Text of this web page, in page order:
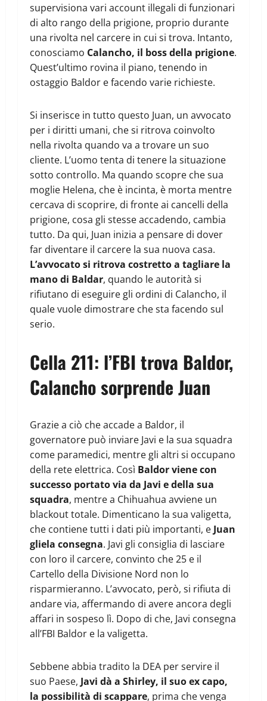
supervisiona vari account illegali di funzionari
di alto rango della prigione, proprio durante
una rivolta nel carcere in cui si trova. Intanto,
conosciamo Calancho, il boss della prigione.
Quest’ultimo rovina il piano, tenendo in
ostaggio Baldor e facendo varie richieste.
Si inserisce in tutto questo Juan, un avvocato
per i diritti umani, che si ritrova coinvolto
nella rivolta quando va a trovare un suo
cliente. L’uomo tenta di tenere la situazione
sotto controllo. Ma quando scopre che sua
moglie Helena, che è incinta, è morta mentre
cercava di scoprire, di fronte ai cancelli della
prigione, cosa gli stesse accadendo, cambia
tutto. Da qui, Juan inizia a pensare di dover
far diventare il carcere la sua nuova casa.
L’avvocato si ritrova costretto a tagliare la
mano di Baldar, quando le autorità si
rifiutano di eseguire gli ordini di Calancho, il
quale vuole dimostrare che sta facendo sul
serio.
Cella 211: l’FBI trova Baldor,
Calancho sorprende Juan
Grazie a ciò che accade a Baldor, il
governatore può inviare Javi e la sua squadra
come paramedici, mentre gli altri si occupano
della rete elettrica. Così Baldor viene con
successo portato via da Javi e della sua
squadra, mentre a Chihuahua avviene un
blackout totale. Dimenticano la sua valigetta,
che contiene tutti i dati più importanti, e Juan
gliela consegna. Javi gli consiglia di lasciare
con loro il carcere, convinto che 25 e il
Cartello della Divisione Nord non lo
risparmieranno. L’avvocato, però, si rifiuta di
andare via, affermando di avere ancora degli
affari in sospeso lì. Dopo di che, Javi consegna
all’FBI Baldor e la valigetta.
Sebbene abbia tradito la DEA per servire il
suo Paese, Javi dà a Shirley, il suo ex capo,
la possibilità di scappare, prima che venga